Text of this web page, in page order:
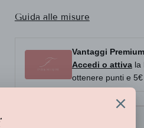
Guida alle misure
Vantaggi
Accedi o attivala
ottenere punti e